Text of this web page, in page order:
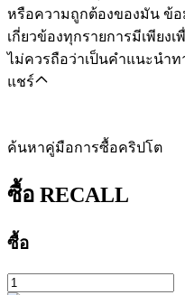
หรือความถูกต้องของมัน ข้
เกี่ยวข้องทุกรายการมีเพียง
ไม่ควรถือว่าเป็นคำแนะนำท
แชร์
ค้นหาคู่มือการซื้อคริปโต
ซื้อ RECALL
ซื้อ